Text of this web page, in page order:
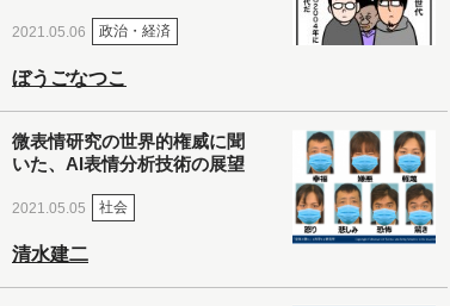
2021.05.06 政治・経済
ぼうごなつこ
微表情研究の世界的権威に聞
いた、AI表情分析技術の展望
2021.05.05 社会
清水建二